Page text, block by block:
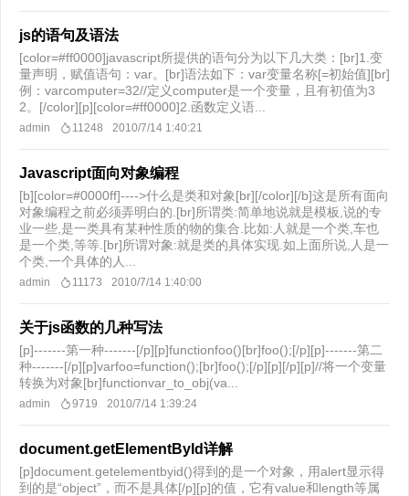
js的语句及语法
[color=#ff0000]javascript所提供的语句分为以下几大类：[br]1.变
量声明，赋值语句：var。[br]语法如下：var变量名称[=初始值][br]
例：varcomputer=32//定义computer是一个变量，且有初值为3
2。[/color][p][color=#ff0000]2.函数定义语...
admin 11248 2010/7/14 1:40:21
Javascript面向对象编程
[b][color=#0000ff]---->什么是类和对象[br][/color][/b]这是所有面向
对象编程之前必须弄明白的.[br]所谓类:简单地说就是模板,说的专
业一些,是一类具有某种性质的物的集合.比如:人就是一个类,车也
是一个类,等等.[br]所谓对象:就是类的具体实现.如上面所说,人是一
个类,一个具体的人...
admin 11173 2010/7/14 1:40:00
关于js函数的几种写法
[p]-------第一种-------[/p][p]functionfoo()[br]foo();[/p][p]-------第二
种-------[/p][p]varfoo=function();[br]foo();[/p][p][/p][p]//将一个变量
转换为对象[br]functionvar_to_obj(va...
admin 9719 2010/7/14 1:39:24
document.getElementById详解
[p]document.getelementbyid()得到的是一个对象，用alert显示得
到的是“object”，而不是具体[/p][p]的值，它有value和length等属